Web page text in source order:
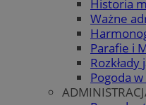
Historia
Ważne
Parafie i
Pogoda